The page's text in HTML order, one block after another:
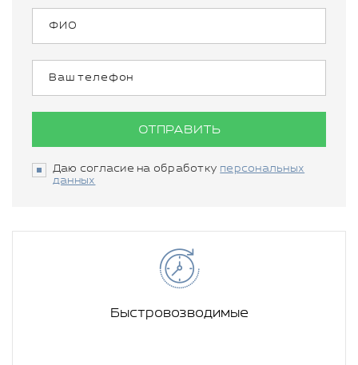
ОТПРАВИТЬ
Даю согласие на обработку персональных
данных
Быстровозводимые